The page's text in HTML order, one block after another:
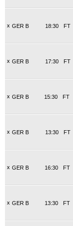
x GER B FT
18:30
x GER B FT
17:30
x GER B FT
15:30
x GER B FT
13:30
x GER B FT
16:30
x GER B FT
13:30